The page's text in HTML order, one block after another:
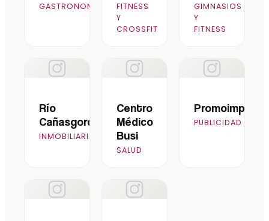
GASTRONOMÍA
FITNESS
Y
CROSSFIT
GIMNASIOS
Y
FITNESS
Río
Cañasgordas
INMOBILIARIA
Centro
Médico
Busi
SALUD
PUBLICIDAD